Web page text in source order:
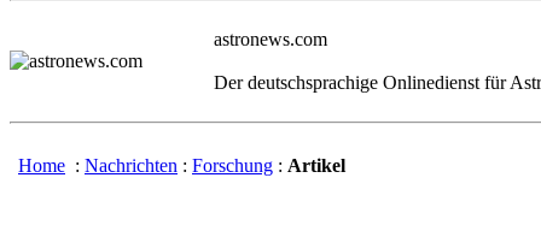
astronews.com
Der deutschsprachige Onlinedienst für
Home : Nachrichten : Forschung : Artikel